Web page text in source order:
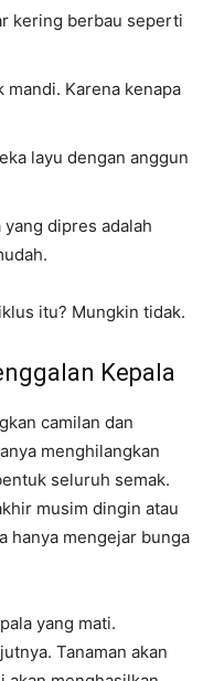
kering berbau seperti
mandi. Karena kenapa
layu dengan anggun
dipres adalah
itu? Mungkin tidak.
Kepala
camilan dan
menghilangkan
seluruh semak.
musim dingin atau
hanya mengejar bunga
yang mati.
Tanaman akan